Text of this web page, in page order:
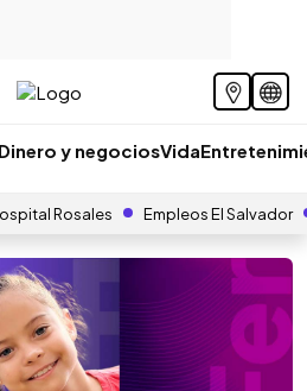
Dinero y negociosVida
Rosales Empleos El Salvador